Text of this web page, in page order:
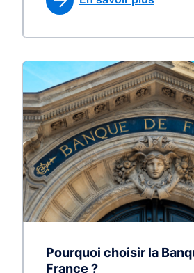
Pourquoi choisir la
France ?